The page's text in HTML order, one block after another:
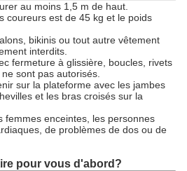
au moins 1,5 m de haut.
coureurs est de 45 kg et le poids
bikinis ou tout autre vêtement
interdits.
fermeture à glissière, boucles, rivets
sont pas autorisés.
sur la plateforme avec les jambes
et les bras croisés sur la
femmes enceintes, les personnes
de problèmes de dos ou de
pour vous d'abord?